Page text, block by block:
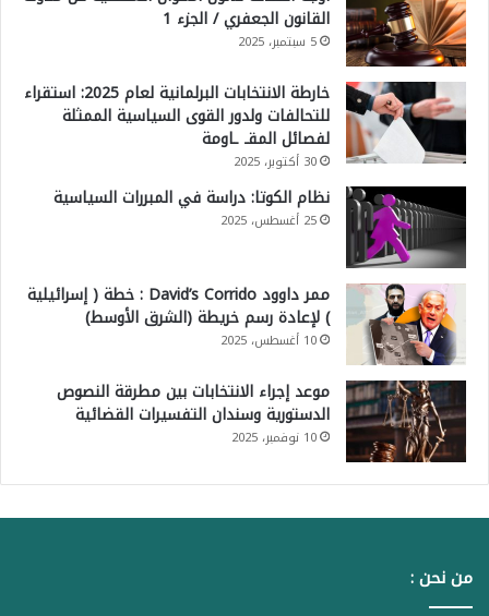
القانون الجعفري / الجزء 1
5 سبتمبر، 2025
خارطة الانتخابات البرلمانية لعام 2025: استقراء
للتحالفات ولدور القوى السياسية الممثلة
لفصائل المقـ ـاومة
30 أكتوبر، 2025
نظام الكوتا: دراسة في المبررات السياسية
25 أغسطس، 2025
ممر داوود David’s Corrido : خطة ( إسرائيلية
) لإعادة رسم خريطة (الشرق الأوسط)
10 أغسطس، 2025
موعد إجراء الانتخابات بين مطرقة النصوص
الدستورية وسندان التفسيرات القضائية
10 نوفمبر، 2025
من نحن :